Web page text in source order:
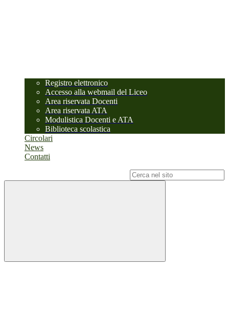
Registro elettronico
Accesso alla webmail del Liceo
Area riservata Docenti
Area riservata ATA
Modulistica Docenti e ATA
Biblioteca scolastica
Circolari
News
Contatti